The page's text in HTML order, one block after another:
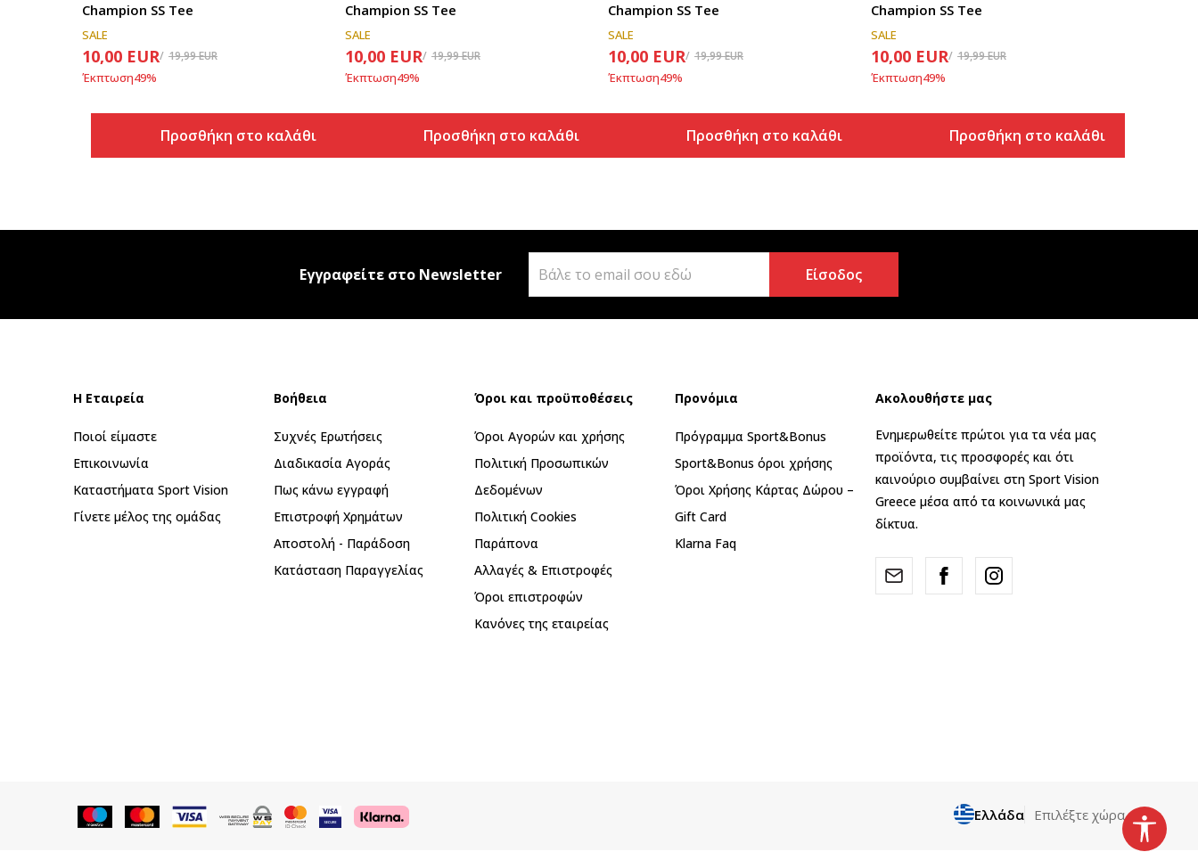
Champion SS Tee
SALE
10,00 EUR 19,99EUR
Έκπτωση49%
Προσθήκη στο καλάθι
Champion SS Tee
SALE
10,00 EUR 19,99EUR
Έκπτωση49%
Προσθήκη στο καλάθι
Champion SS Tee
SALE
10,00 EUR 19,99EUR
Έκπτωση49%
Προσθήκη στο καλάθι
Champion SS Tee
SALE
10,00 EUR 19,99EUR
Έκπτωση49%
Προσθήκη στο καλάθι
Εγγραφείτε στο Newsletter Είσοδος
Η Εταιρεία
Ποιοί είμαστε
Επικοινωνία
Καταστήματα Sport Vision
Γίνετε μέλος της ομάδας
Βοήθεια
Συχνές Ερωτήσεις
Διαδικασία Αγοράς
Πως κάνω εγγραφή
Επιστροφή Xρημάτων
Αποστολή - Παράδοση
Κατάσταση Παραγγελίας
Όροι και προϋποθέσεις
Όροι Αγορών και χρήσης
Πολιτική Προσωπικών
Δεδομένων
Πολιτική Cookies
Παράπονα
Αλλαγές & Επιστροφές
Όροι επιστροφών
Κανόνες της εταιρείας
Προνόμια
Πρόγραμμα Sport&Bonus
Sport&Bonus όροι χρήσης
Όροι Χρήσης Κάρτας Δώρου –
Gift Card
Klarna Faq
Ακολουθήστε μας
Ενημερωθείτε πρώτοι για τα νέα μας
προϊόντα, τις προσφορές και ότι
καινούριο συμβαίνει στη Sport Vision
Greece μέσα από τα κοινωνικά μας
δίκτυα.
Ελλάδα Επιλέξτε χώρα